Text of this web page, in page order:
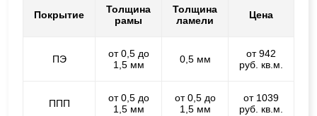
Покрытие
Толщина
рамы
Толщина
ламели
Цена
ПЭ
от 0,5 до
1,5 мм
0,5 мм
от 942
руб. кв.м.
ППП
от 0,5 до
1,5 мм
от 0,5 до
1,5 мм
от 1039
руб. кв.м.